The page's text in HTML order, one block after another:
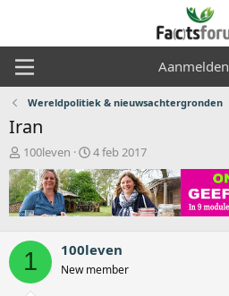
Aanmelden
Wereldpolitiek & nieuwsachtergronden
Iran
O
n
d
e
r
e
r
p
100leven
S
t
a
r
t
a
t
4 feb 2017
1 100leven
New member